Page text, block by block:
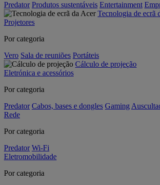
Predator Produtos sustentáveis Entertainment
Tecnologia de ecrã
Projetores
Por categoria
Vero Sala de reuniões Portáteis
Cálculo de projeção
Eletrónica e acessórios
Por categoria
Predator Cabos, bases e dongles Gaming
Rede
Por categoria
Predator Wi-Fi
Eletromobilidade
Por categoria